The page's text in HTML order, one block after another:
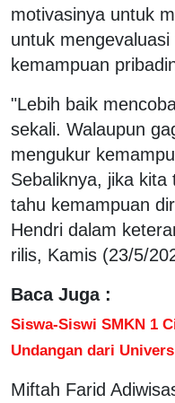
motivasinya untuk
untuk
kemampuan
"Lebih baik
sekali. Walaupun
mengukur
Sebaliknya, jika
tahu kemampuan
Hendri dalam
rilis, Kamis (23/5/
Baca Juga :
Siswa-Siswi SMKN 1
Undangan dari
Miftah Farid